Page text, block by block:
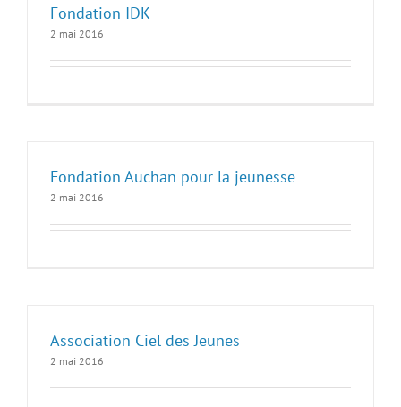
Fondation IDK
2 mai 2016
Fondation Auchan pour la jeunesse
2 mai 2016
Association Ciel des Jeunes
2 mai 2016